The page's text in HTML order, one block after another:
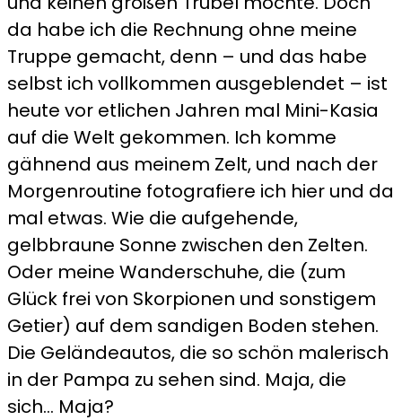
der
Karakum
Wüste
da habe ich die Rechnung ohne meine
Truppe gemacht, denn – und das habe
selbst ich vollkommen ausgeblendet – ist
heute vor etlichen Jahren mal Mini-Kasia
auf die Welt gekommen. Ich komme
gähnend aus meinem Zelt, und nach der
Morgenroutine fotografiere ich hier und da
mal etwas. Wie die aufgehende,
gelbbraune Sonne zwischen den Zelten.
Oder meine Wanderschuhe, die (zum
Glück frei von Skorpionen und sonstigem
Getier) auf dem sandigen Boden stehen.
Die Geländeautos, die so schön malerisch
in der Pampa zu sehen sind. Maja, die
sich… Maja?